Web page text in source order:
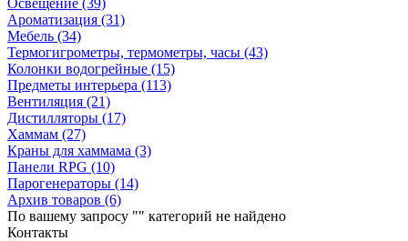
Освещение (39)
Ароматизация (31)
Мебель (34)
Термогигрометры, термометры, часы (43)
Колонки водогрейные (15)
Предметы интерьера (113)
Вентиляция (21)
Дистилляторы (17)
Хаммам (27)
Краны для хаммама (3)
Панели RPG (10)
Парогенераторы (14)
Архив товаров (6)
По вашему запросу "" категорий не найдено
Контакты